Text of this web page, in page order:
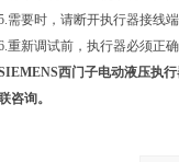
需要时，请断开执行器接线
重新调试前，执行器必须正
西门子电动液压执
咨询。